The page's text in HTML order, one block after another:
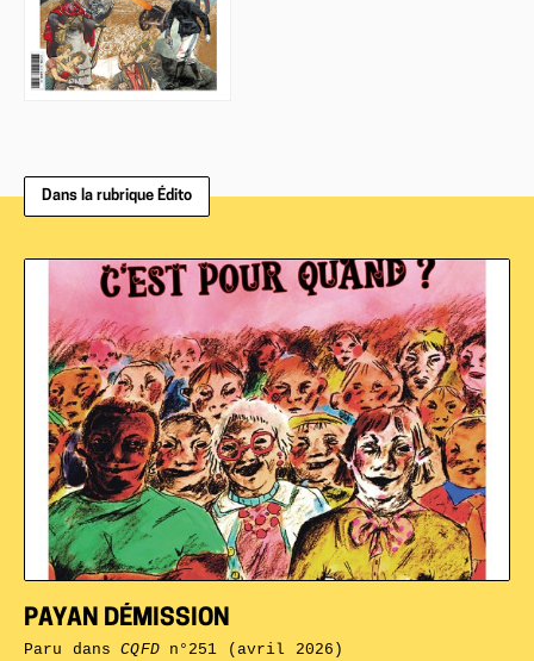
Dans la rubrique Édito
PAYAN DÉMISSION
Paru dansCQFDn°251 (avril 2026)